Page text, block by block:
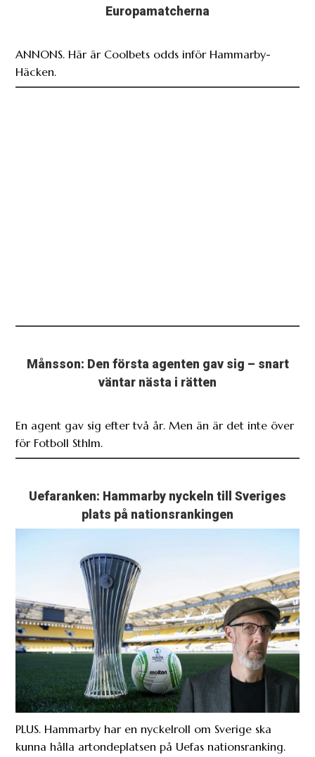
Europamatcherna
ANNONS. Här är Coolbets odds inför Hammarby-
Häcken.
Månsson: Den första agenten gav sig – snart
väntar nästa i rätten
En agent gav sig efter två år. Men än är det inte över
för Fotboll Sthlm.
Uefaranken: Hammarby nyckeln till Sveriges
plats på nationsrankingen
PLUS. Hammarby har en nyckelroll om Sverige ska
kunna hålla artondeplatsen på Uefas nationsranking.